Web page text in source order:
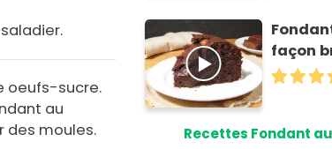
oeufs-sucre.
au
des moules.
façon
Recettes Fondant